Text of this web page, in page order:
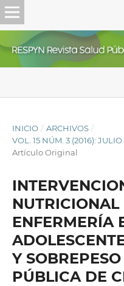
INICIO / ARCHIVOS /
VOL. 15 NÚM. 3 (2016):
Artículo Original
NUTRICIONAL
ENFERMERÍA
Y
PÚBLICA DE